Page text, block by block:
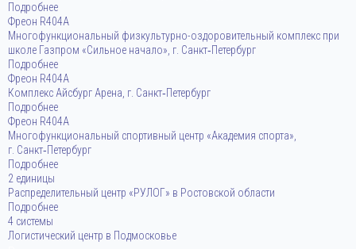
Подробнее
Фреон R404A
Многофункциональный физкультурно-оздоровительный комплекс при
школе Газпром «Сильное начало», г. Санкт‑Петербург
Подробнее
Фреон R404A
Комплекс Айсбург Арена, г. Санкт‑Петербург
Подробнее
Фреон R404A
Многофункциональный спортивный центр «Академия спорта»,
г. Санкт‑Петербург
Подробнее
2 единицы
Распределительный центр «РУЛОГ» в Ростовской области
Подробнее
4 системы
Логистический центр в Подмосковье